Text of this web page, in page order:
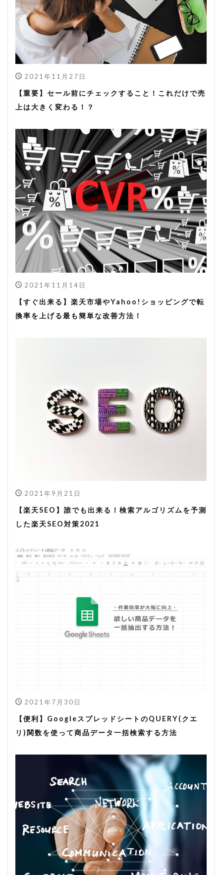
2021年11月27日
【重要】セール前にチェックすること！これだけで売
上は大きく変わる！？
2021年11月14日
【すぐ出来る】楽天市場やYahoo!ショッピングで転
換率を上げる最も簡単な改善方法！
2021年9月21日
【楽天SEO】誰でも出来る！検索アルゴリズムを予測
した楽天SEO対策2021
2021年7月30日
【便利】GoogleスプレッドシートのQUERY(クエ
リ)関数を使って商品データ一括検索する方法